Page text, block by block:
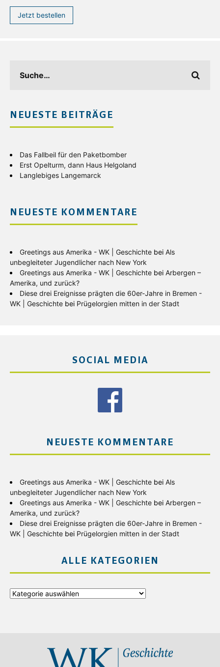
Jetzt bestellen
NEUESTE BEITRÄGE
Das Fallbeil für den Paketbomber
Erst Opelturm, dann Haus Helgoland
Langlebiges Langemarck
NEUESTE KOMMENTARE
Greetings aus Amerika - WK | Geschichte bei Als
unbegleiteter Jugendlicher nach New York
Greetings aus Amerika - WK | Geschichte bei Arbergen –
Amerika, und zurück?
Diese drei Ereignisse prägten die 60er-Jahre in Bremen -
WK | Geschichte bei Prügelorgien mitten in der Stadt
SOCIAL MEDIA
NEUESTE KOMMENTARE
Greetings aus Amerika - WK | Geschichte bei Als
unbegleiteter Jugendlicher nach New York
Greetings aus Amerika - WK | Geschichte bei Arbergen –
Amerika, und zurück?
Diese drei Ereignisse prägten die 60er-Jahre in Bremen -
WK | Geschichte bei Prügelorgien mitten in der Stadt
ALLE KATEGORIEN
Alle